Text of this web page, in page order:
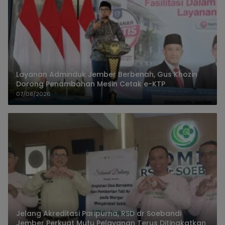
Layanan Adminduk Jember Berbenah, Gus Khozin
Dorong Penambahan Mesin Cetak e-KTP
07/08/2026
Jelang Akreditasi Paripurna, RSD dr Soebandi